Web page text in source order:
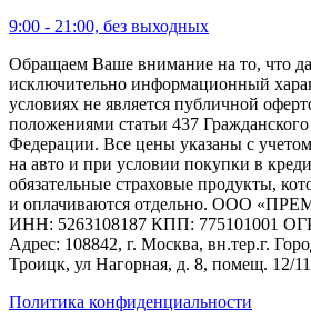
9:00 - 21:00, без выходных
Обращаем Ваше внимание на то, что
исключительно информационный
условиях не является публичной
положениями статьи 437
Федерации. Все цены указаны с
на авто и при условии покупки в
обязательные страховые продукты,
и оплачиваются отдельно. ООО
ИНН: 5263108187 КПП: 775101001
Адрес: 108842, г. Москва, вн.тер.г.
Троицк, ул Нагорная, д. 8, помещ. 12/
Политика конфиденциальности